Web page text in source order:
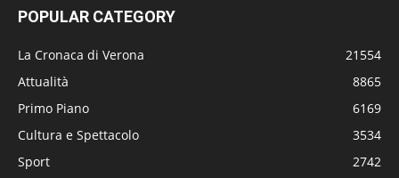
POPULAR CATEGORY
La Cronaca di Verona
21554
Attualità
8865
Primo Piano
6169
Cultura e Spettacolo
3534
Sport
2742